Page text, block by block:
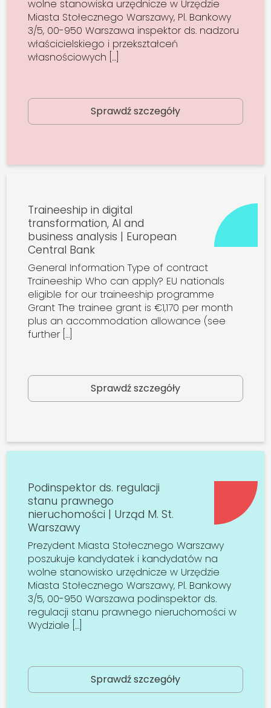
wolne stanowiska urzędnicze w Urzędzie
Miasta Stołecznego Warszawy, Pl. Bankowy
3/5, 00-950 Warszawa inspektor ds. nadzoru
właścicielskiego i przekształceń
własnościowych […]
Sprawdź szczegóły
Traineeship in digital
transformation, AI and
business analysis | European
Central Bank
General Information Type of contract
Traineeship Who can apply? EU nationals
eligible for our traineeship programme
Grant The trainee grant is €1,170 per month
plus an accommodation allowance (see
further […]
Sprawdź szczegóły
Podinspektor ds. regulacji
stanu prawnego
nieruchomości | Urząd M. St.
Warszawy
Prezydent Miasta Stołecznego Warszawy
poszukuje kandydatek i kandydatów na
wolne stanowisko urzędnicze w Urzędzie
Miasta Stołecznego Warszawy, Pl. Bankowy
3/5, 00-950 Warszawa podinspektor ds.
regulacji stanu prawnego nieruchomości w
Wydziale […]
Sprawdź szczegóły